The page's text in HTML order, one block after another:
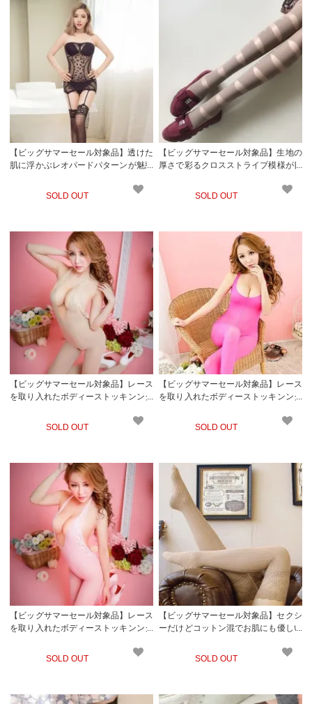
【ビッグサマーセール対象品】透けた
肌に浮かぶレオパードパターンが魅惑
TOCKING)
SOLD OUT
【ビッグサマーセール対象品】生地の
厚さで彩るクロスストライプ模様が目
SOLD OUT
【ビッグサマーセール対象品】レース
を取り入れたボディーストッキンング
SOLD OUT
【ビッグサマーセール対象品】レース
を取り入れたボディーストッキンング
SOLD OUT
【ビッグサマーセール対象品】レース
を取り入れたボディーストッキンング
SOLD OUT
【ビッグサマーセール対象品】セクシ
ーだけどコットン混でお肌にも優しい
OCKS) ベージュ
SOLD OUT